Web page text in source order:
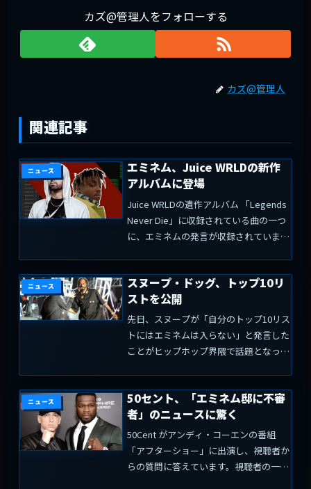
カズ@管理人をフォローする
カズ@管理人
関連記事
ニュース
エミネム、Juice WRLDの新作
アルバムに登場
Juice WRLDの遺作アルバム 「Legends
Never Die」に収録されている曲の一つ
に、エミネムの発言が収録されていま
たちから...
ニュース
スヌープ・ドッグ、トップ10リ
ストを公開
先日、スヌープが「自分のトップ10リス
トにはエミネムは入らない」と発言した
ことがヒップホップ界隈で話題となっ
に投稿しています。「多くのニガー(←
原文通り)たちは俺のトッ...
ニュース
50セント、「エミネム邸に不審
者」のニュースに驚く
50Cent がアンディ・コーエンの番組
「アフターショー」に出演し、視聴者か
らの質問に答えています。視聴者の一人